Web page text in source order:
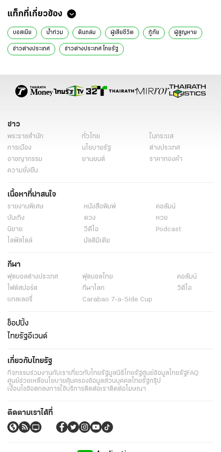
แท็กที่เกี่ยวข้อง
บอสเนีย น้ำท่วม ดินถล่ม ผู้เสียชีวิต กู้ภัย ผู้สูญหาย
ข่าวต่างประเทศ ข่าวต่างประเทศ ไทยรัฐ
ข่าว
พระราชสำนัก ทั่วไทย
ในกระแส
การเมือง
นโยบายรัฐ
ต่างประเทศ
อาชญากรรม
ยานยนต์
ราคาทองคำ
ความยั่งยืน
เนื้อหาที่น่าสนใจ
รายงานพิเศษ หนังสือพิมพ์
คอลัมน์
บันเทิง
ดวง
หวย
นิยาย
วิดีโอ
Podcast
ไลฟ์สไตล์
มัลติมีเดีย
กีฬา
ฟุตบอลต่่างประเทศ ฟุตบอลไทย
คอลัมน์
ไฟต์สปอร์ต
กีฬาโลก
วิดีโอ
แกลเลอรี่
Carabao 7-a-Side Cup
ช็อปปิ้ง
ไทยรัฐอีเวนต์
เกี่ยวกับไทยรัฐ
กิจกรรมร่วมงานกับเราเกี่ยวกับไทยรัฐมูลนิธิไทยรัฐศูนย์ข้อมูลไทยรัฐFAQ
ศูนย์ช่วยเหลือนโยบายคุ้มครองข้อมูลส่วนบุคคลไทยรัฐกรุ๊ป
เงื่อนไขข้อตกลงการใช้บริการติดต่อเราติดต่อโฆษณา
ติดตามเราได้ที่